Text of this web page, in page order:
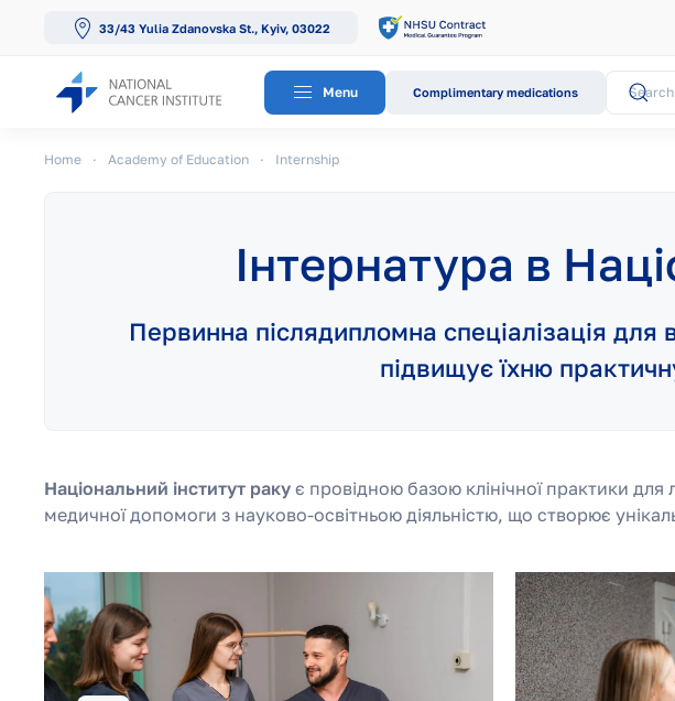
33/43 Yulia Zdanovska St., Kyiv, 03022
Menu Complimentary medications
Home Academy of Education Internship
Інтернатура в
Первинна післядипломна спеціалізація
підвищує їхню
Національний інститут раку є провідною базою клінічної практики
медичної допомоги з науково-освітньою діяльністю, що створює